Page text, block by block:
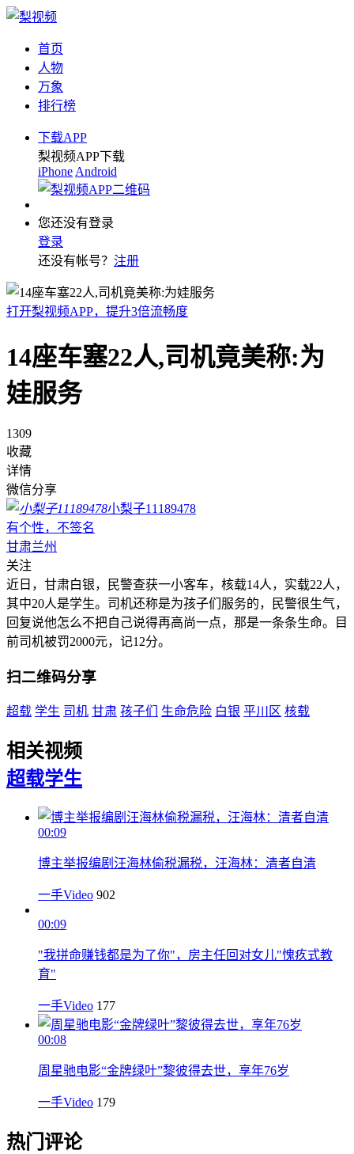
首页
人物
万象
排行榜
下载APP
梨视频APP下载
iPhone Android
您还没有登录
登录
还没有帐号？ 注册
打开梨视频APP，提升3倍流畅度
14座车塞22人,司机竟美称:为
娃服务
1309
收藏
详情
微信分享
小梨子11189478
有个性，不签名
甘肃兰州
关注
近日，甘肃白银，民警查获一小客车，核载14人，实载22人，
其中20人是学生。司机还称是为孩子们服务的，民警很生气，
回复说他怎么不把自己说得再高尚一点，那是一条条生命。目
前司机被罚2000元，记12分。
扫二维码分享
超载 学生 司机 甘肃 孩子们 生命危险 白银 平川区 核载
相关视频
超载学生
00:09
博主举报编剧汪海林偷税漏税，汪海林：清者自清
一手Video 902
00:09
"我拼命赚钱都是为了你"，房主任回对女儿"愧疚式教
育"
一手Video 177
00:08
周星驰电影“金牌绿叶”黎彼得去世，享年76岁
一手Video 179
热门评论